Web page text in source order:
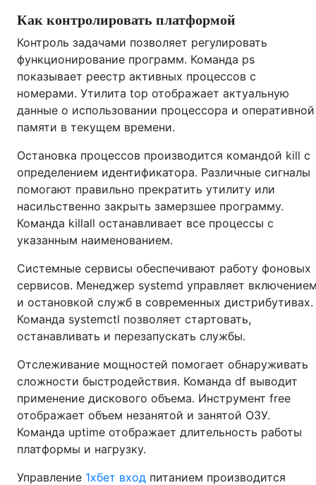
Как контролировать платформой
Контроль задачами позволяет регулировать
функционирование программ. Команда ps
показывает реестр активных процессов с
номерами. Утилита top отображает актуальную
данные о использовании процессора и оперативной
памяти в текущем времени.
Остановка процессов производится командой kill с
определением идентификатора. Различные сигналы
помогают правильно прекратить утилиту или
насильственно закрыть замерзшее программу.
Команда killall останавливает все процессы с
указанным наименованием.
Системные сервисы обеспечивают работу фоновых
сервисов. Менеджер systemd управляет
и остановкой служб в современных дистрибутивах.
Команда systemctl позволяет стартовать,
останавливать и перезапускать службы.
Отслеживание мощностей помогает обнаруживать
сложности быстродействия. Команда df выводит
применение дискового объема. Инструмент free
отображает объем незанятой и занятой ОЗУ.
Команда uptime отображает длительность работы
платформы и нагрузку.
Управление 1хбет вход питанием производится